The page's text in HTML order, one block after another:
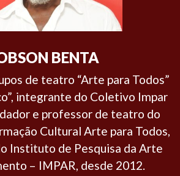
BENTA
de teatro “Arte para Todos”
integrante do Coletivo Impar
e professor de teatro do
Cultural Arte para Todos,
Instituto de Pesquisa da Arte
– IMPAR, desde 2012.